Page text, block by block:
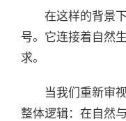
在这样的背景
号。它连接着自然
求。
当我们重新审
整体逻辑：在自然